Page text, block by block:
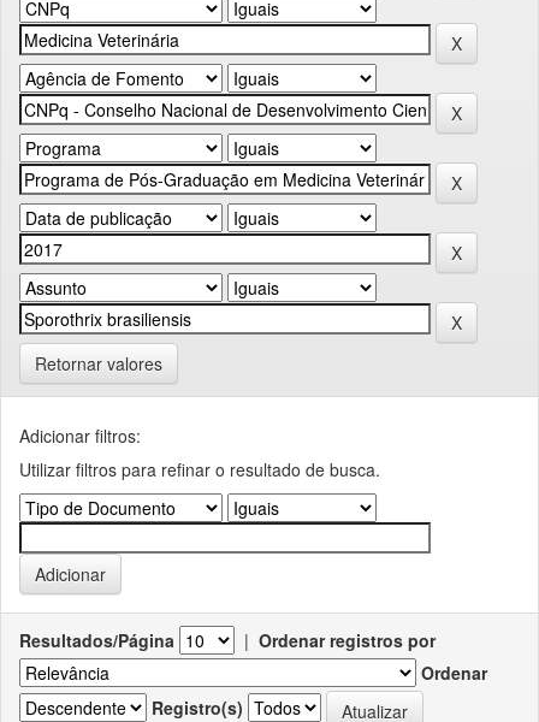
Retornar valores
Adicionar filtros:
Utilizar filtros para refinar o resultado de busca.
Resultados/Página | Ordenar registros por
Ordenar
Registro(s)